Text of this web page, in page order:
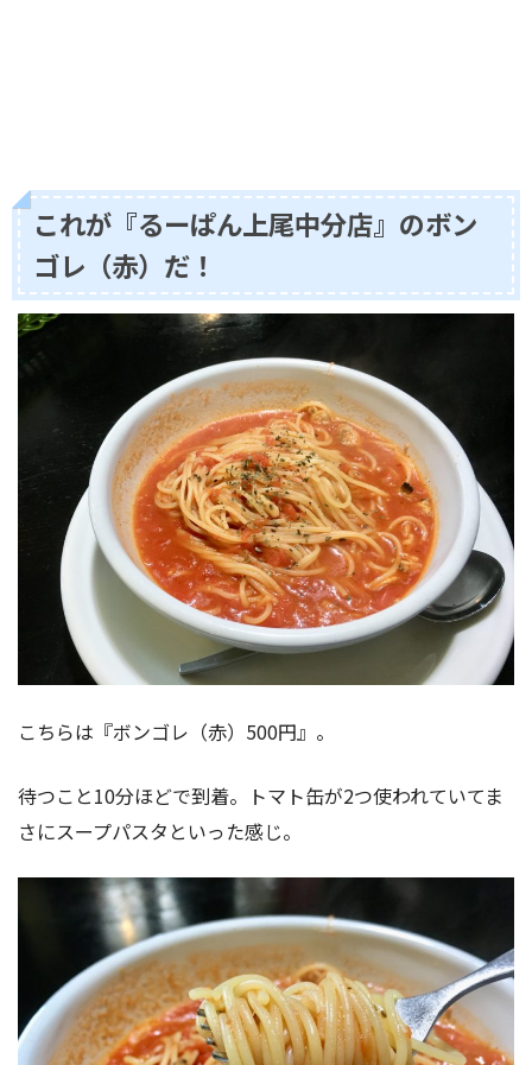
これが『るーぱん上尾中分店』のボン
ゴレ（赤）だ！
こちらは『ボンゴレ（赤）500円』。
待つこと10分ほどで到着。トマト缶が2つ使われていてま
さにスープパスタといった感じ。